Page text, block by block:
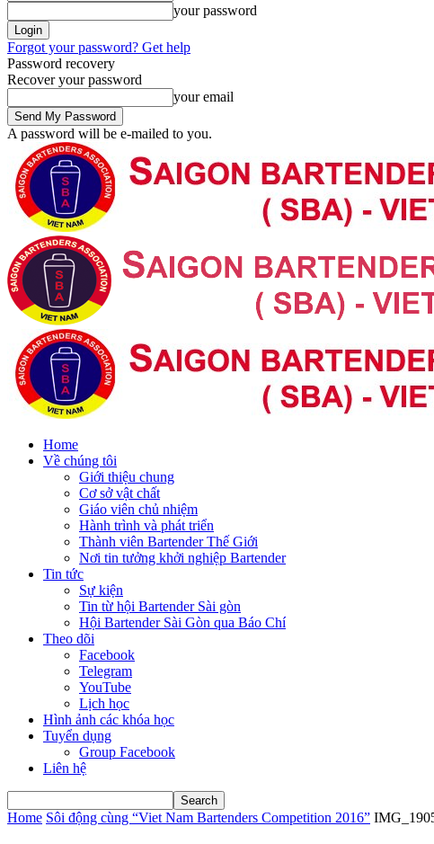
your password
Forgot your password? Get help
Password recovery
Recover your password
your email
A password will be e-mailed to you.
Home
Về chúng tôi
Giới thiệu chung
Cơ sở vật chất
Giáo viên chủ nhiệm
Hành trình và phát triển
Thành viên Bartender Thế Giới
Nơi tin tưởng khởi nghiệp Bartender
Tin tức
Sự kiện
Tin từ hội Bartender Sài gòn
Hội Bartender Sài Gòn qua Báo Chí
Theo dõi
Facebook
Telegram
YouTube
Lịch học
Hình ảnh các khóa học
Tuyển dụng
Group Facebook
Liên hệ
Home Sôi động cùng “Viet Nam Bartenders Competition 2016”